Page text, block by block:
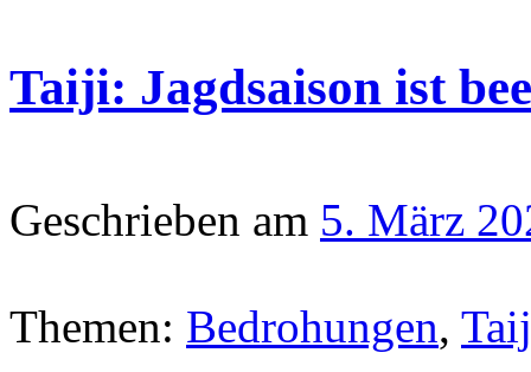
Taiji: Jagdsaison ist
Geschrieben am 5. März
Themen: Bedrohungen,